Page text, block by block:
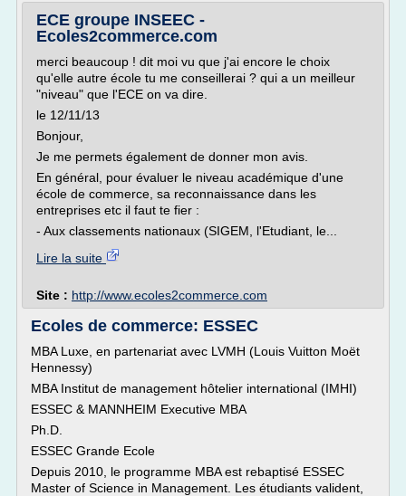
ECE groupe INSEEC -
Ecoles2commerce.com
merci beaucoup ! dit moi vu que j'ai encore le choix
qu'elle autre école tu me conseillerai ? qui a un meilleur
"niveau" que l'ECE on va dire.
le 12/11/13
Bonjour,
Je me permets également de donner mon avis.
En général, pour évaluer le niveau académique d'une
école de commerce, sa reconnaissance dans les
entreprises etc il faut te fier :
- Aux classements nationaux (SIGEM, l'Etudiant, le...
Lire la suite
Site : http://www.ecoles2commerce.com
Ecoles de commerce: ESSEC
MBA Luxe, en partenariat avec LVMH (Louis Vuitton Moët
Hennessy)
MBA Institut de management hôtelier international (IMHI)
ESSEC & MANNHEIM Executive MBA
Ph.D.
ESSEC Grande Ecole
Depuis 2010, le programme MBA est rebaptisé ESSEC
Master of Science in Management. Les étudiants valident,